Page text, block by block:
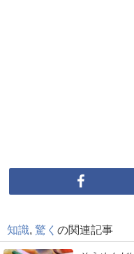
知識, 驚く の関連記事